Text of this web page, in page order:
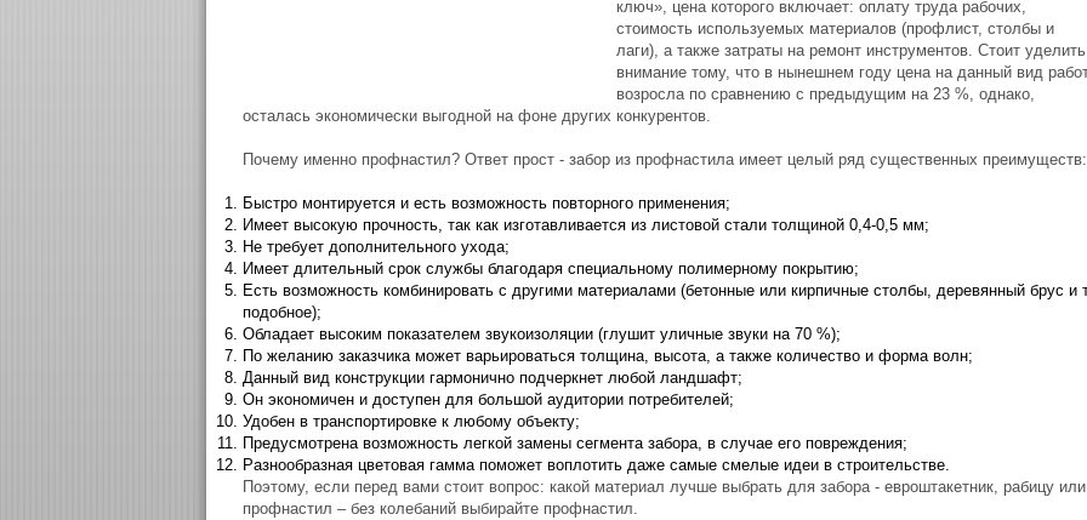
ключ», цена которого включает: оплату труда рабочих,
стоимость используемых материалов (профлист, столбы и
лаги), а также затраты на ремонт инструментов. Стоит уделить
внимание тому, что в нынешнем году цена на данный вид
возросла по сравнению с предыдущим на 23 %, однако,
осталась экономически выгодной на фоне других конкурентов.
Почему именно профнастил? Ответ прост - забор из профнастила имеет целый ряд существенных преимуществ:
Быстро монтируется и есть возможность повторного применения;
Имеет высокую прочность, так как изготавливается из листовой стали толщиной 0,4-0,5 мм;
Не требует дополнительного ухода;
Имеет длительный срок службы благодаря специальному полимерному покрытию;
Есть возможность комбинировать с другими материалами (бетонные или кирпичные столбы, деревянный брус и
подобное);
Обладает высоким показателем звукоизоляции (глушит уличные звуки на 70 %);
По желанию заказчика может варьироваться толщина, высота, а также количество и форма волн;
Данный вид конструкции гармонично подчеркнет любой ландшафт;
Он экономичен и доступен для большой аудитории потребителей;
Удобен в транспортировке к любому объекту;
Предусмотрена возможность легкой замены сегмента забора, в случае его повреждения;
Разнообразная цветовая гамма поможет воплотить даже самые смелые идеи в строительстве.
Поэтому, если перед вами стоит вопрос: какой материал лучше выбрать для забора - евроштакетник, рабицу или
профнастил – без колебаний выбирайте профнастил.